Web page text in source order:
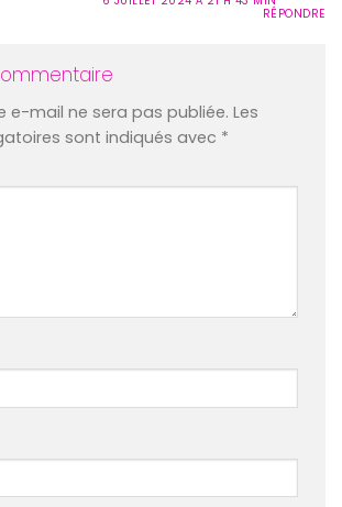
RÉPONDRE
e-mail ne sera pas publiée. Les
sont indiqués avec *